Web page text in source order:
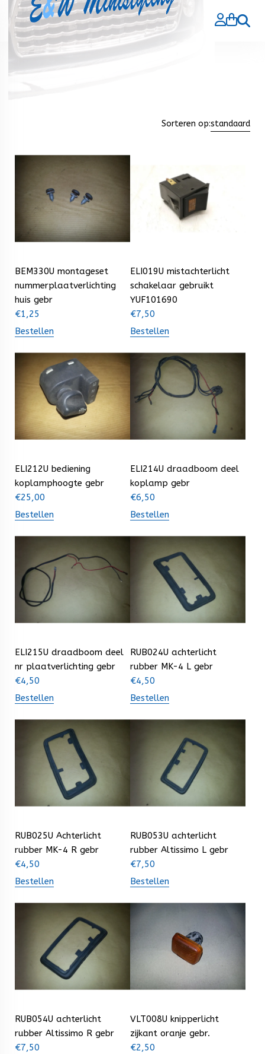
Zoeken
Home>Producten gebruikt
Verlichting gebruikt
Sorteren op:standaard
BEM330U montageset
nummerplaatverlichting
huis gebr
€1,25
Bestellen
ELI019U mistachterlicht
schakelaar gebruikt
YUF101690
€7,50
Bestellen
ELI212U bediening
koplamphoogte gebr
€25,00
Bestellen
ELI214U draadboom deel
koplamp gebr
€6,50
Bestellen
ELI215U draadboom deel
nr plaatverlichting gebr
€4,50
Bestellen
RUB024U achterlicht
rubber MK-4 L gebr
€4,50
Bestellen
RUB025U Achterlicht
rubber MK-4 R gebr
€4,50
Bestellen
RUB053U achterlicht
rubber Altissimo L gebr
€7,50
Bestellen
RUB054U achterlicht
rubber Altissimo R gebr
€7,50
VLT008U knipperlicht
zijkant oranje gebr.
€2,50